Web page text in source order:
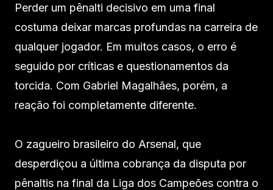
Perder um pênalti decisivo em uma final
costuma deixar marcas profundas na carreira de
qualquer jogador. Em muitos casos, o erro é
seguido por críticas e questionamentos da
torcida. Com Gabriel Magalhães, porém, a
reação foi completamente diferente.
O zagueiro brasileiro do Arsenal, que
desperdiçou a última cobrança da disputa por
pênaltis na final da Liga dos Campeões contra o